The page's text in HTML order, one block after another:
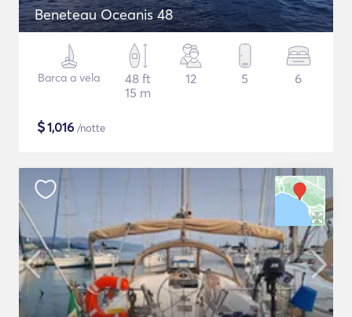
Beneteau Oceanis 48
Barca a vela
48 ft
15 m
12 5 6
$1,016 /notte